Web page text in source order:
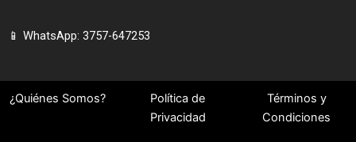
📱 WhatsApp: 3757-647253
¿Quiénes Somos?
Política de
Privacidad
Términos y
Condiciones